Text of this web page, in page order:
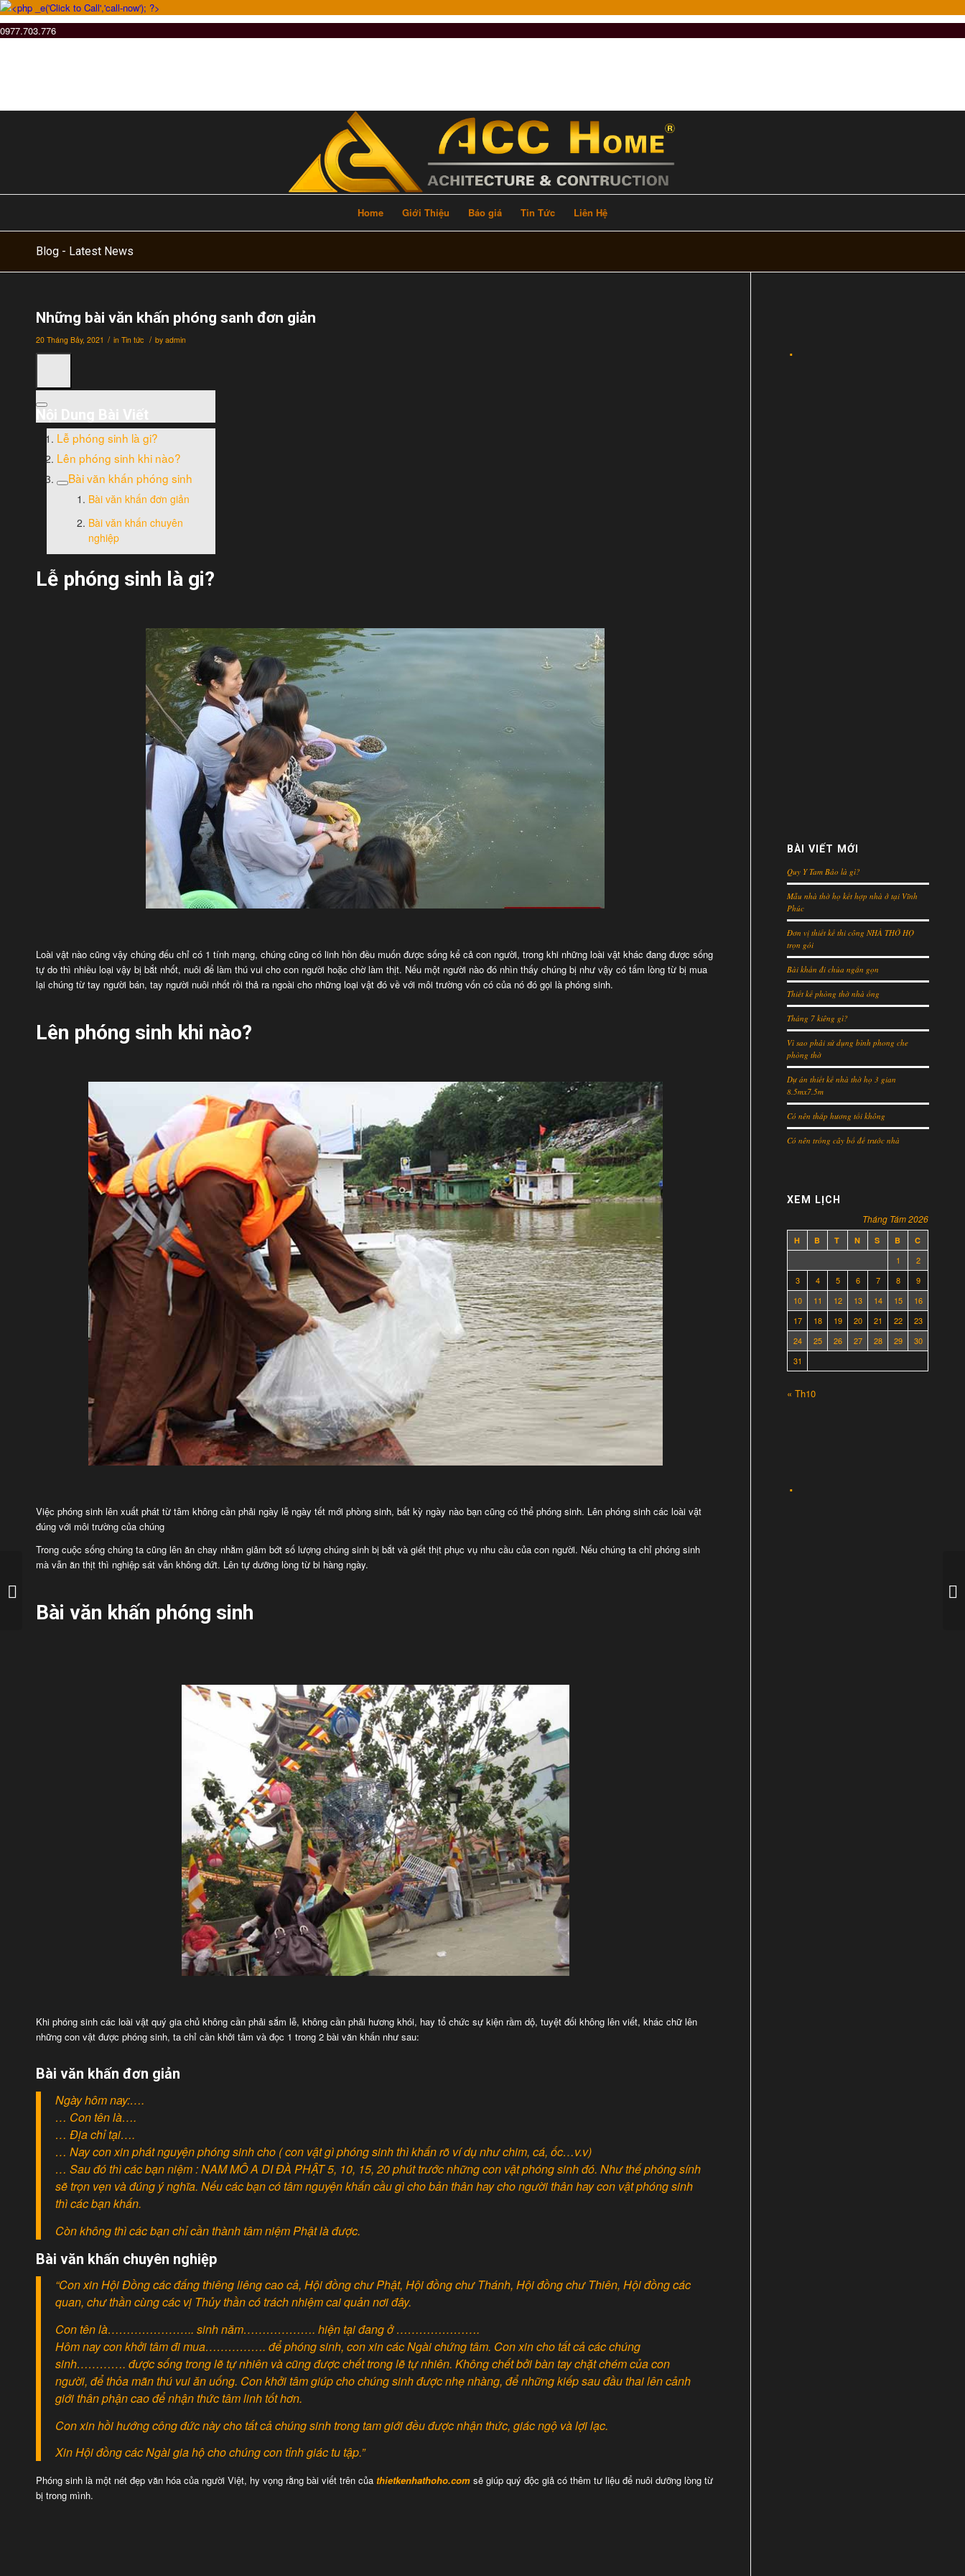
0977.703.776
Home Giới Thiệu Báo giá Tin Tức Liên Hệ
Blog - Latest News
Những bài văn khấn phóng sanh đơn giản
20 Tháng Bảy, 2021 / in Tin tức / by admin
Lễ phóng sinh là gi?
Lên phóng sinh khi nào?
Bài văn khấn phóng sinh
Bài văn khấn đơn giản
Bài văn khấn chuyên
nghiệp
Lễ phóng sinh là gi?
Loài vật nào cũng vậy chúng đếu chỉ có 1 tính mạng, chúng cũng có linh hồn đều muốn được sống kể cả con người, trong khi những loài vật khác đang được sống
tự do thì nhiều loại vậy bị bắt nhốt, nuôi để làm thú vui cho con người hoặc chờ làm thịt. Nếu một người nào đó nhìn thấy chúng bị như vậy có tấm lòng từ bị mua
lại chúng từ tay người bán, tay người nuôi nhốt rồi thả ra ngoài cho những loại vật đó về với môi trường vốn có của nó đó gọi là phóng sinh.
Lên phóng sinh khi nào?
Việc phóng sinh lên xuất phát từ tâm không cần phải ngày lễ ngày tết mới phòng sinh, bất kỳ ngày nào bạn cũng có thể phóng sinh. Lên phóng sinh các loài vật
đúng với môi trường của chúng
Trong cuộc sống chúng ta cũng lên ăn chay nhằm giảm bớt số lượng chúng sinh bị bắt và giết thịt phục vụ nhu cầu của con người. Nếu chúng ta chỉ phóng sinh
mà vẫn ăn thịt thì nghiệp sát vẫn không dứt. Lên tự dưỡng lòng từ bi hàng ngày.
Bài văn khấn phóng sinh
Khi phóng sinh các loài vật quý gia chủ không cần phải sắm lễ, không cần phải hương khói, hay tổ chức sự kiện rầm dộ, tuyệt đối không lên viết, khác chữ lên
những con vật được phóng sinh, ta chỉ cần khởi tâm và đọc 1 trong 2 bài văn khấn như sau:
Bài văn khấn đơn giản
Ngày hôm nay:….
… Con tên là….
… Địa chỉ tại….
… Nay con xin phát nguyện phóng sinh cho ( con vật gì phóng sinh thì khấn rõ ví dụ như chim, cá, ốc…v.v)
… Sau đó thì các bạn niệm : NAM MÔ A DI ĐÀ PHẬT 5, 10, 15, 20 phút trước những con vật phóng sinh đó. Như thế phóng sính
sẽ trọn vẹn và đúng ý nghĩa. Nếu các bạn có tâm nguyện khấn cầu gì cho bản thân hay cho người thân hay con vật phóng sinh
thì các bạn khấn.
Còn không thì các bạn chỉ cần thành tâm niệm Phật là được.
Bài văn khấn chuyên nghiệp
“Con xin Hội Đồng các đấng thiêng liêng cao cả, Hội đồng chư Phật, Hội đồng chư Thánh, Hội đồng chư Thiên, Hội đồng các
quan, chư thần cùng các vị Thủy thần có trách nhiệm cai quản nơi đây.
Con tên là………………….. sinh năm………………. hiện tại đang ở ………………….
Hôm nay con khởi tâm đi mua……………. để phóng sinh, con xin các Ngài chứng tâm. Con xin cho tất cả các chúng
sinh…………. được sống trong lẽ tự nhiên và cũng được chết trong lẽ tự nhiên. Không chết bởi bàn tay chặt chém của con
người, để thỏa mãn thú vui ăn uống. Con khởi tâm giúp cho chúng sinh được nhẹ nhàng, để những kiếp sau đầu thai lên cảnh
giới thân phận cao để nhận thức tâm linh tốt hơn.
Con xin hồi hướng công đức này cho tất cả chúng sinh trong tam giới đều được nhận thức, giác ngộ và lợi lạc.
Xin Hội đồng các Ngài gia hộ cho chúng con tỉnh giác tu tập.”
Phóng sinh là một nét đẹp văn hóa của người Việt, hy vọng rằng bài viết trên của thietkenhathoho.com sẽ giúp quý độc giả có thêm tư liệu để nuôi dưỡng lòng từ
bị trong mình.
BÀI VIẾT MỚI
Quy Y Tam Bảo là gì?
Mẫu nhà thờ họ kết hợp nhà ở tại Vĩnh
Phúc
Đơn vị thiết kế thi công NHÀ THỜ HỌ
trọn gói
Bài khấn đi chùa ngắn gọn
Thiết kế phòng thờ nhà ống
Tháng 7 kiêng gì?
Vì sao phải sử dụng bình phong che
phòng thờ
Dự án thiết kế nhà thờ họ 3 gian
8.5mx7.5m
Có nên thắp hương tối không
Có nên trồng cây bồ đề trước nhà
XEM LỊCH
Tháng Tám 2026
H B T N S B C
1
2
3
4 5 6 7 8
9
10
11 12 13 14 15
16
17
18 19 20 21 22
23
24
25 26 27 28 29
30
31
« Th10